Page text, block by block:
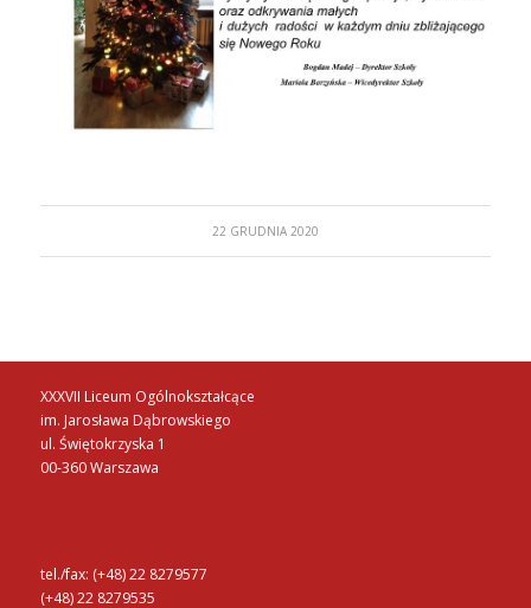
22 GRUDNIA 2020
XXXVII Liceum Ogólnokształcące
im. Jarosława Dąbrowskiego
ul. Świętokrzyska 1
00-360 Warszawa
tel./fax: (+48) 22 8279577
(+48) 22 8279535